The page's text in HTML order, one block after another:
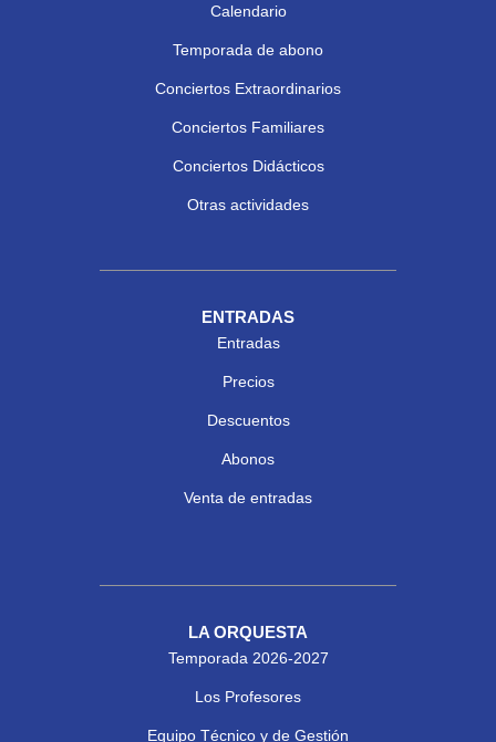
Calendario
Temporada de abono
Conciertos Extraordinarios
Conciertos Familiares
Conciertos Didácticos
Otras actividades
ENTRADAS
Entradas
Precios
Descuentos
Abonos
Venta de entradas
LA ORQUESTA
Temporada 2026-2027
Los Profesores
Equipo Técnico y de Gestión